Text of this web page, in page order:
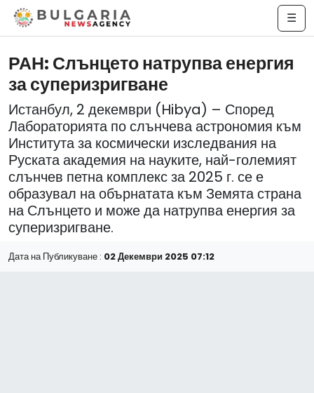
☰
РАН: Слънцето натрупва енергия
за суперизригване
Истанбул, 2 декември (Hibya) – Според
Лабораторията по слънчева астрономия към
Института за космически изследвания на
Руската академия на науките, най-големият
слънчев петна комплекс за 2025 г. се е
образувал на обърнатата към Земята страна
на Слънцето и може да натрупва енергия за
суперизригване.
Дата на Публикуване : 02 Декември 2025 07:12